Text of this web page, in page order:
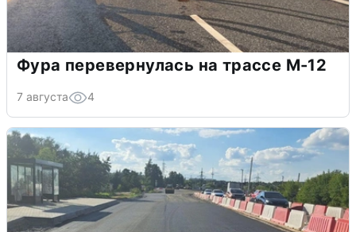
Фура перевернулась на трассе М-12
7 августа 4